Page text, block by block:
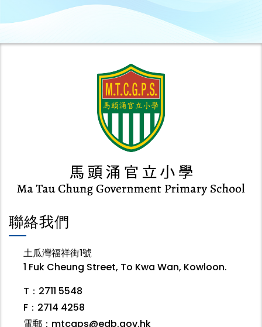
聯絡我們
土瓜灣福祥街1號
1 Fuk Cheung Street, To Kwa Wan, Kowloon.
T：2711 5548
F：2714 4258
電郵： mtcgps@edb.gov.hk